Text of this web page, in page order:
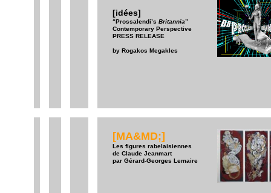
[idées]
“Prossalendi’s Britannia”
Contemporary Perspective
PRESS RELEASE
by Rogakos Megakles
[MA&MD;]
Les figures rabelaisiennes
de Claude Jeanmart
par Gérard-Georges Lemaire